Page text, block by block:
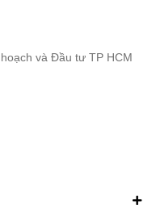
và Đầu tư TP HCM